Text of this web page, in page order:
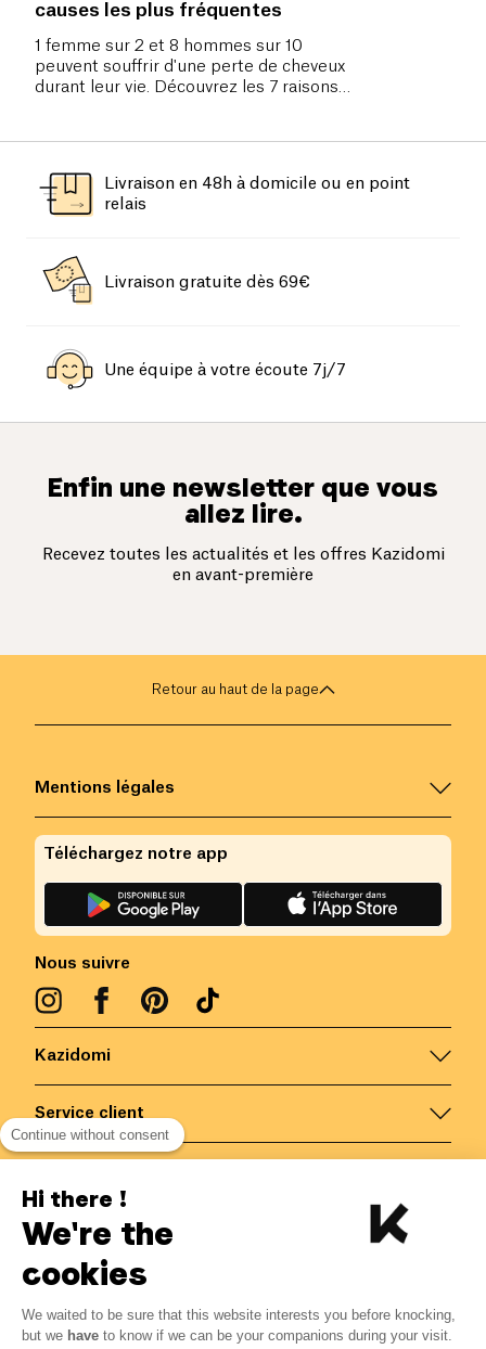
causes les plus fréquentes
1 femme sur 2 et 8 hommes sur 10
peuvent souffrir d'une perte de cheveux
durant leur vie. Découvrez les 7 raisons
Livraison en 48h à domicile ou en point
relais
Livraison gratuite dès 69€
Une équipe à votre écoute 7j/7
Enfin une newsletter que vous
allez lire.
Recevez toutes les actualités et les offres Kazidomi
en avant-première
15.34€ 13.04 € -15 % ?
Economisez 2.30 € avec K+
Retour au haut de la page
Kazidomi
Service client
Mentions légales
Nous suivre
Téléchargez notre app
Belgique/FR
Continue without consent
Hi there !
We're the
cookies
We waited to be sure that this website interests you before knocking,
but we have to know if we can be your companions during your visit.